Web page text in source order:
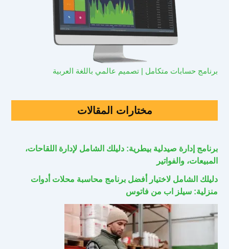
برنامج حسابات متكامل | تصميم عالمي باللغة العربية
مختارات المقالات
برنامج إدارة صيدلية بيطرية: دليلك الشامل لإدارة اللقاحات،
المبيعات، والفواتير
دليلك الشامل لاختيار أفضل برنامج محاسبة محلات أدوات
منزلية: سيلز اب من فاتوس